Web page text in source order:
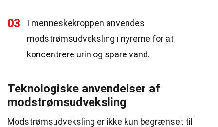
03
I menneskekroppen anvendes
modstrømsudveksling i nyrerne for at
koncentrere urin og spare vand.
Teknologiske anvendelser af
modstrømsudveksling
Modstrømsudveksling er ikke kun begrænset til